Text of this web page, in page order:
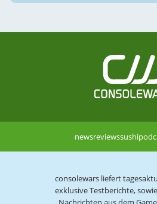
newsreviewssushi
consolewars liefert
exklusive Testberichte,